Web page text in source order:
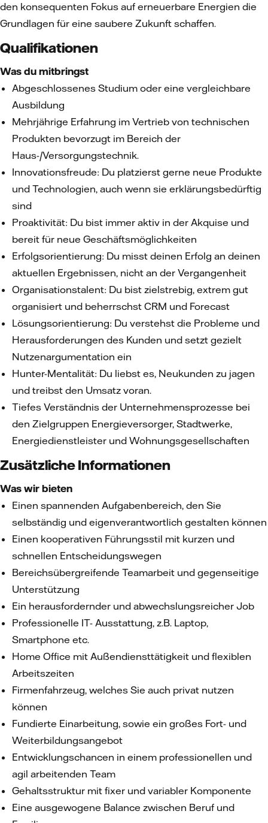
den konsequenten Fokus auf erneuerbare Energien die
Grundlagen für eine saubere Zukunft schaffen.
Qualifikationen
Was du mitbringst
Abgeschlossenes Studium oder eine vergleichbare
Ausbildung
Mehrjährige Erfahrung im Vertrieb von technischen
Produkten bevorzugt im Bereich der
Haus-/Versorgungstechnik.
Innovationsfreude: Du platzierst gerne neue Produkte
und Technologien, auch wenn sie erklärungsbedürftig
sind
Proaktivität: Du bist immer aktiv in der Akquise und
bereit für neue Geschäftsmöglichkeiten
Erfolgsorientierung: Du misst deinen Erfolg an deinen
aktuellen Ergebnissen, nicht an der Vergangenheit
Organisationstalent: Du bist zielstrebig, extrem gut
organisiert und beherrschst CRM und Forecast
Lösungsorientierung: Du verstehst die Probleme und
Herausforderungen des Kunden und setzt gezielt
Nutzenargumentation ein
Hunter-Mentalität: Du liebst es, Neukunden zu jagen
und treibst den Umsatz voran.
Tiefes Verständnis der Unternehmensprozesse bei
den Zielgruppen Energieversorger, Stadtwerke,
Energiedienstleister und Wohnungsgesellschaften
Zusätzliche Informationen
Was wir bieten
Einen spannenden Aufgabenbereich, den Sie
selbständig und eigenverantwortlich gestalten können
Einen kooperativen Führungsstil mit kurzen und
schnellen Entscheidungswegen
Bereichsübergreifende Teamarbeit und gegenseitige
Unterstützung
Ein herausfordernder und abwechslungsreicher Job
Professionelle IT- Ausstattung, z.B. Laptop,
Smartphone etc.
Home Office mit Außendiensttätigkeit und flexiblen
Arbeitszeiten
Firmenfahrzeug, welches Sie auch privat nutzen
können
Fundierte Einarbeitung, sowie ein großes Fort- und
Weiterbildungsangebot
Entwicklungschancen in einem professionellen und
agil arbeitenden Team
Gehaltsstruktur mit fixer und variabler Komponente
Eine ausgewogene Balance zwischen Beruf und